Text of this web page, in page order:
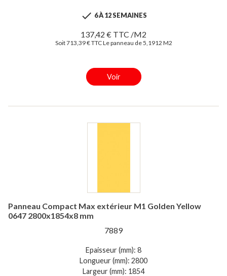
 6 À 12 SEMAINES
137,42 € TTC /M2
Soit 713,39 € TTC Le panneau de 5,1912 M2
Voir
Panneau Compact Max extérieur M1 Golden Yellow
0647 2800x1854x8 mm
7889
Epaisseur (mm): 8
Longueur (mm): 2800
Largeur (mm): 1854